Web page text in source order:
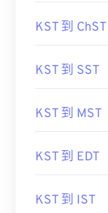
KST 到 ChST
KST 到 SST
KST 到 MST
KST 到 EDT
KST 到 IST